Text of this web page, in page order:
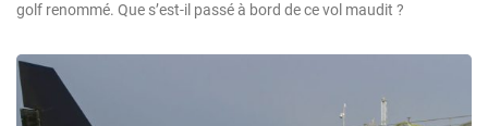
golf renommé. Que s’est-il passé à bord de ce vol maudit ?